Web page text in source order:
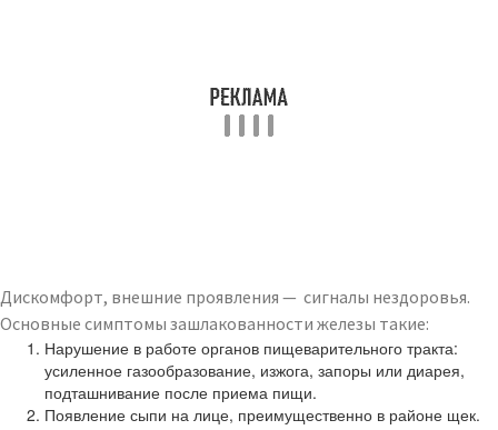
Дискомфорт, внешние проявления — сигналы нездоровья.
Основные симптомы зашлакованности железы такие:
Нарушение в работе органов пищеварительного тракта:
усиленное газообразование, изжога, запоры или диарея,
подташнивание после приема пищи.
Появление сыпи на лице, преимущественно в районе щек.